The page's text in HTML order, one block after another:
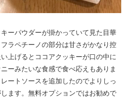
ーパウダーが掛かっていて見た目華
ラペチーノの部分は甘さがかなり控
上げるとココアクッキーが口の中に
ーみたいな食感で食べ応えもありま
ートソースを追加したのでよりしっ
ます。無料オプションではお勧めで